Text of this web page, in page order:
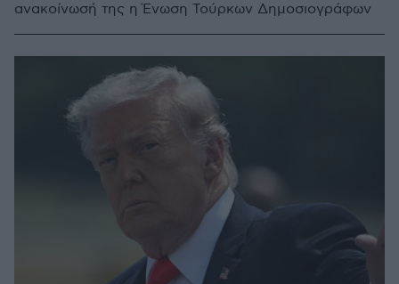
ανακοίνωσή της η Ένωση Τούρκων Δημοσιογράφων